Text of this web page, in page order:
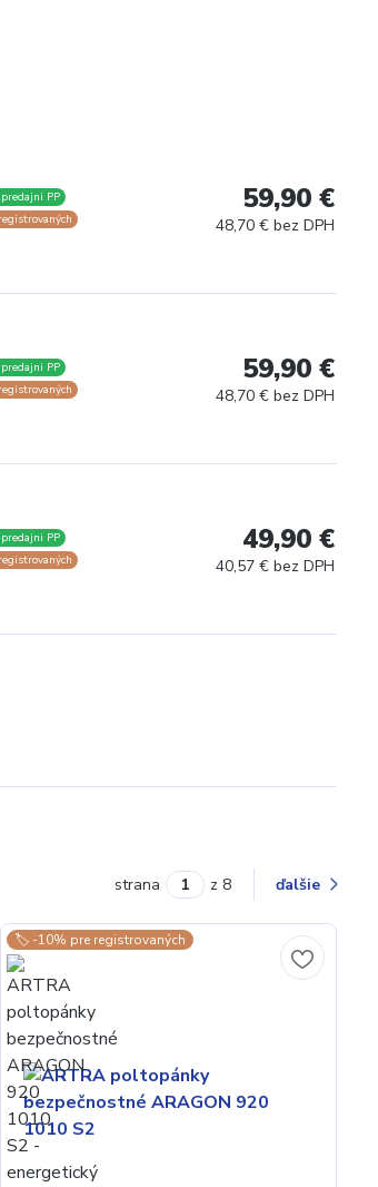
PP
59,90 €
48,70 € bez DPH
PP
59,90 €
48,70 € bez DPH
PP
49,90 €
40,57 € bez DPH
strana z 8 ďalšie
🏷️ -10% pre registrovaných